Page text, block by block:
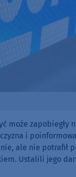
może zapobiegły
i
ale nie potrafił
Ustalili jego